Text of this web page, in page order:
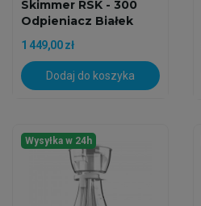
Skimmer RSK - 300
Odpieniacz Białek
1 449,00 zł
Dodaj do koszyka
Wysyłka w 24h